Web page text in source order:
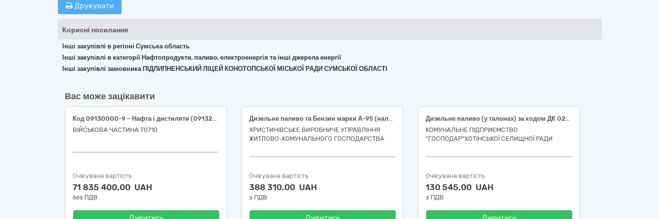
Друкувати
Корисні посилання
Інші закупівлі в регіоні Сумська область
Інші закупівлі в категорії Нафтопродукти, паливо, електроенергія та інші джерела енергії
Інші закупівлі замовника ПІДЛИПНЕНСЬКИЙ ЛІЦЕЙ КОНОТОПСЬКОЇ МІСЬКОЇ РАДИ СУМСЬКОЇ ОБЛАСТІ
Вас може зацікавити
Код 09130000-9 – Нафта і дистиляти (09132000-3 – Бензин А-95 Євро 5 (ДСТУ 7687:2015); 09134200-9–Дизельне паливо Євро-5, (ДСТУ 7688:2015))
ВІЙСЬКОВА ЧАСТИНА Т0710
Очікувана вартість
71 835 400,00 UAH
без ПДВ
Дизельне паливо та Бензин марки А-95 (наливом), (код ДК 021:2015 - 09130000-9 - Нафта і дистиляти)
ХРИСТИНІВСЬКЕ ВИРОБНИЧЕ УПРАВЛІННЯ
ЖИТЛОВО-КОМУНАЛЬНОГО ГОСПОДАРСТВА
Очікувана вартість
388 310,00 UAH
з ПДВ
Дизельне паливо (у талонах) за кодом ДК 021:2015 – 09130000-9 Нафта і дистиляти
КОМУНАЛЬНЕ ПІДПРИЄМСТВО
"ГОСПОДАР"ХОТІНСЬКОЇ СЕЛИЩНОЇ РАДИ
Очікувана вартість
130 545,00 UAH
з ПДВ